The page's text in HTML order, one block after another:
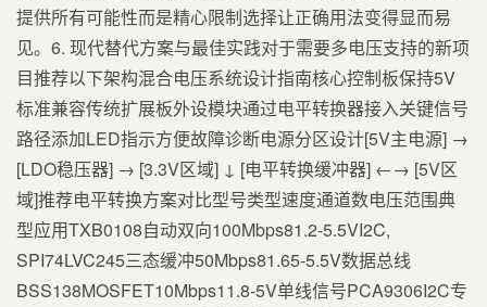
提供所有可能性而是精心限制选择让正确用法变得显而易
见。6. 现代替代方案与最佳实践对于需要多电压支持的新项
目推荐以下架构混合电压系统设计指南核心控制板保持5V
标准兼容传统扩展板外设模块通过电平转换器接入关键信号
路径添加LED指示方便故障诊断电源分区设计[5V主电源] →
[LDO稳压器] → [3.3V区域] ↓ [电平转换缓冲器] ←→ [5V区
域]推荐电平转换方案对比型号类型速度通道数电压范围典
型应用TXB0108自动双向100Mbps81.2-5.5VI2C,
SPI74LVC245三态缓冲50Mbps81.65-5.5V数据总线
BSS138MOSFET10Mbps11.8-5V单线信号PCA9306I2C专